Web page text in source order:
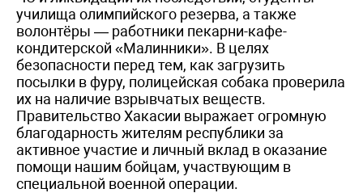
училища олимпийского резерва, а также
волонтёры — работники пекарни-кафе-
кондитерской «Малинники». В целях
безопасности перед тем, как загрузить
посылки в фуру, полицейская собака проверила
их на наличие взрывчатых веществ.
Правительство Хакасии выражает огромную
благодарность жителям республики за
активное участие и личный вклад в оказание
помощи нашим бойцам, участвующим в
специальной военной операции.